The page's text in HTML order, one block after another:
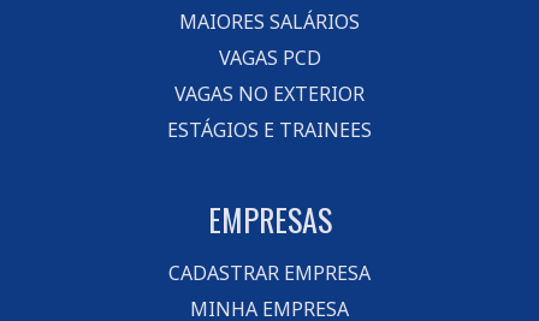
MAIORES SALÁRIOS
VAGAS PCD
VAGAS NO EXTERIOR
ESTÁGIOS E TRAINEES
EMPRESAS
CADASTRAR EMPRESA
MINHA EMPRESA